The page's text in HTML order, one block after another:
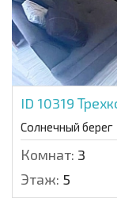
ID 10319
Солнечный берег
Комнат: 3
Этаж: 5